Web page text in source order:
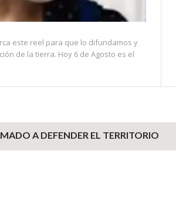
este reel para que lo difundamos y
de la tierra. Hoy 6 de Agosto es el
A DEFENDER EL TERRITORIO